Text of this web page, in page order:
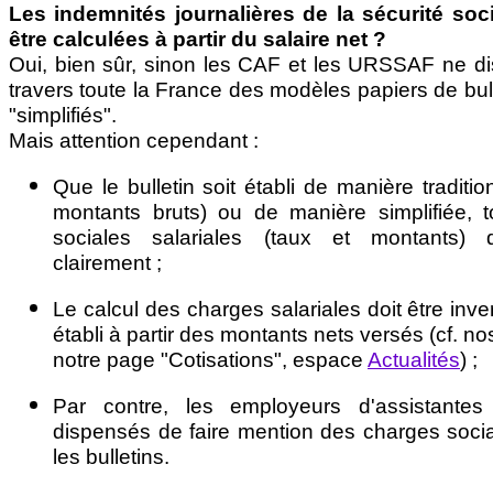
Les indemnités journalières de la sécurité
être calculées à partir du salaire net ?
Oui, bien sûr, sinon les CAF et les URSSAF ne
travers toute la France des modèles papiers de
"simplifiés".
Mais attention cependant :
Que le bulletin soit établi de manière
montants bruts) ou de manière simplifiée,
sociales salariales (taux et montants)
clairement ;
Le calcul des charges salariales doit être
établi à partir des montants nets versés (cf.
notre page "Cotisations", espace Actualités) ;
Par contre, les employeurs
dispensés de faire mention des charges
les bulletins.